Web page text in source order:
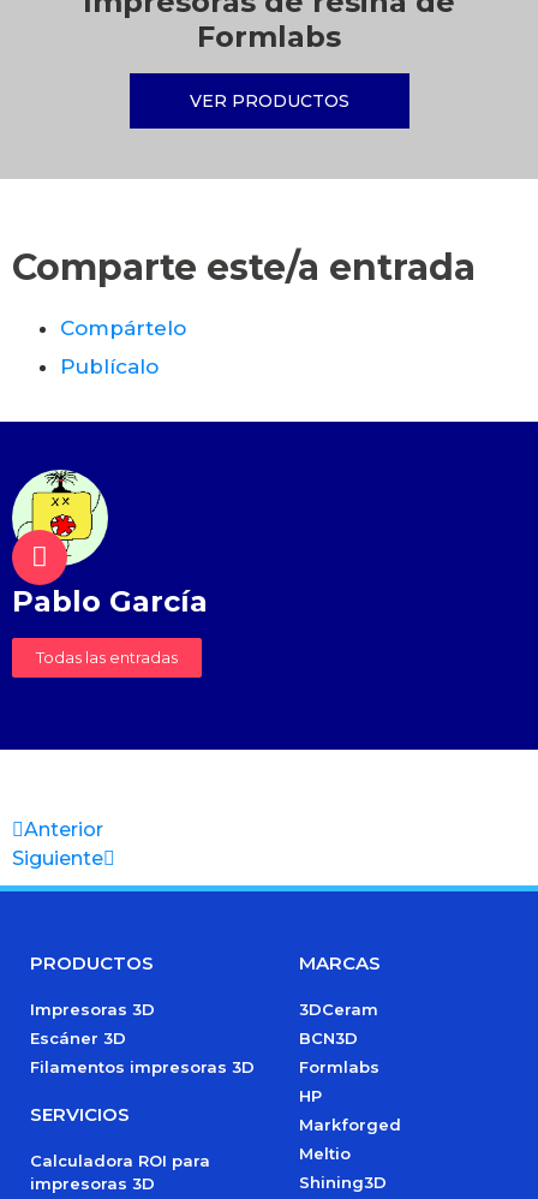
Formlabs
VER PRODUCTOS
Comparte este/a entrada
Compártelo
Publícalo
Pablo García
Todas las entradas
Anterior
Siguiente
PRODUCTOS
Impresoras 3D
Escáner 3D
Filamentos impresoras 3D
SERVICIOS
Calculadora ROI para
impresoras 3D
MARCAS
3DCeram
BCN3D
Formlabs
HP
Markforged
Meltio
Shining3D